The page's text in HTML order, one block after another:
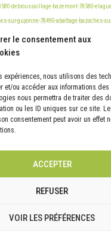
le consentement aux
expériences, nous utilisons des
et/ou accéder aux informations
nous permettra de traiter des
ou les ID uniques sur ce site.
consentement peut avoir un effet
ACCEPTER
REFUSER
VOIR LES PRÉFÉRENCES